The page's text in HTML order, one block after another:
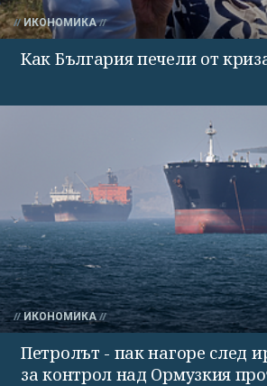
ИКОНОМИКА
Как България печели от
ИКОНОМИКА
Петролът - пак нагоре след
за контрол над Ормузкия